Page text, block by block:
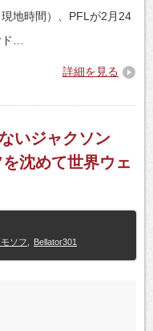
地時間）、PFLが2月24
ド…
詳細を見る
いジャクソン
沈めて世界ウェ
ソフ Bellator301